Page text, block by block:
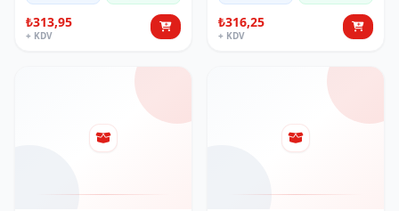
₺313,95
+ KDV
₺316,25
+ KDV